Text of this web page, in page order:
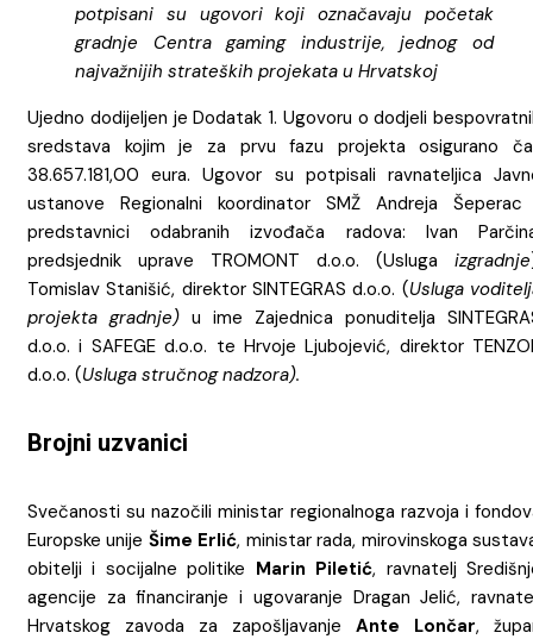
potpisani su ugovori koji označavaju početak
gradnje Centra gaming industrije, jednog od
najvažnijih strateških projekata u Hrvatskoj
Ujedno dodijeljen je Dodatak 1. Ugovoru o dodjeli
sredstava kojim je za prvu fazu projekta osigurano
38.657.181,00 eura. Ugovor su potpisali ravnateljica
ustanove Regionalni koordinator SMŽ Andreja
predstavnici odabranih izvođača radova: Ivan
predsjednik uprave TROMONT d.o.o. (Usluga izgradnje
Tomislav Stanišić, direktor SINTEGRAS d.o.o. (Usluga
projekta gradnje) u ime Zajednica ponuditelja
d.o.o. i SAFEGE d.o.o. te Hrvoje Ljubojević, direktor
d.o.o. (Usluga stručnog nadzora).
Brojni uzvanici
Svečanosti su nazočili ministar regionalnoga razvoja i
Europske unije Šime Erlić, ministar rada, mirovinskoga
obitelji i socijalne politike Marin Piletić, ravnatelj
agencije za financiranje i ugovaranje Dragan Jelić,
Hrvatskog zavoda za zapošljavanje Ante Lončar,